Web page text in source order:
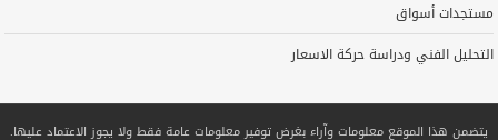
مستجدات أسواق
التحليل الفني ودراسة حركة الاسعار
يتضمن هذا الموقع معلومات وآراء بغرض توفير معلومات عامة فقط ولا يجوز الاعتماد عليها.